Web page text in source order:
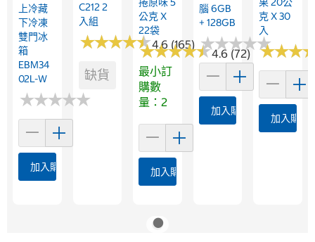
上冷藏
下冷凍
雙門冰
箱
EBM34
02L-W
★★★★★
★★★★★
加入購物車
C212 2
入組
★★★★★
★★★★★4.6 (165)
缺貨
公克 X
22袋
★★★★★
★★★★★4.6 (72)
最小訂
購數
量：2
加入購物車
腦 6GB
+ 128GB
★★★★★
★★★★★
加入購物車
克 X 30
入
★★★
★★★
加入購物